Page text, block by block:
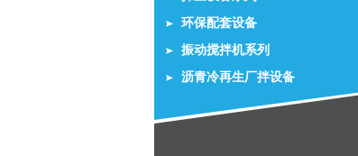
环保配套设备
振动搅拌机系列
沥青冷再生厂拌设备